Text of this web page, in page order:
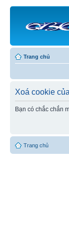
Trang chủ
Xoá cookie
Bạn có chắc chắn
Trang chủ